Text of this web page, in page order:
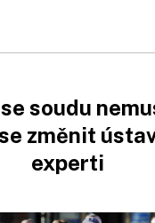
soudu
změnit
experti